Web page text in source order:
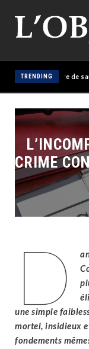
TRENDING
érige un empire
CRIME
D
une simple
mortel, insidieux
fondements